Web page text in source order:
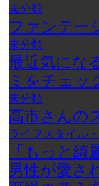
未分類
ファンデー
未分類
最近気にな
ミをチェッ
未分類
高市さんの
ライフスタイル
「もっと
男性が愛さ